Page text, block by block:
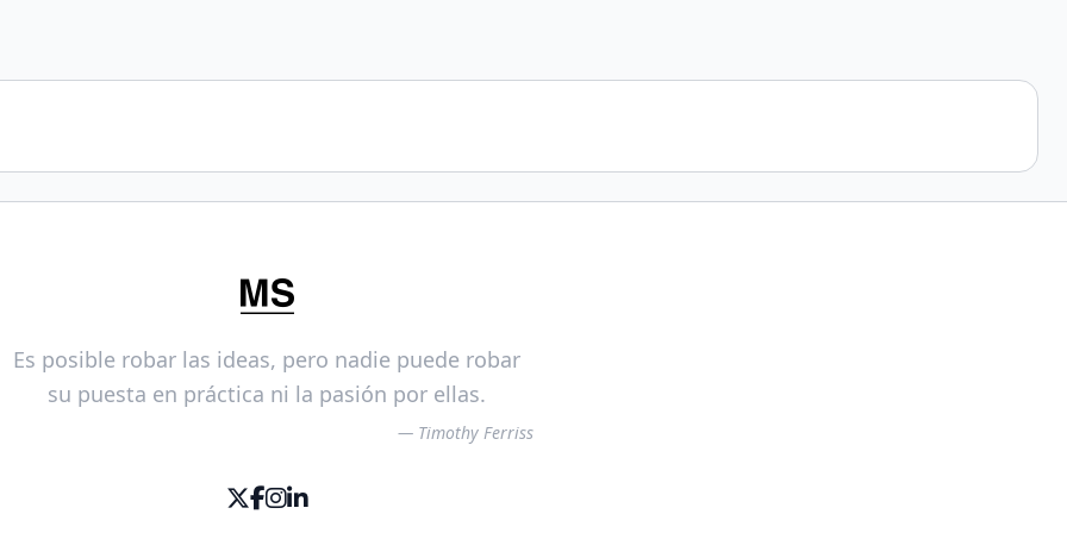
Es posible robar las ideas, pero nadie puede robar
su puesta en práctica ni la pasión por ellas.
— Timothy Ferriss